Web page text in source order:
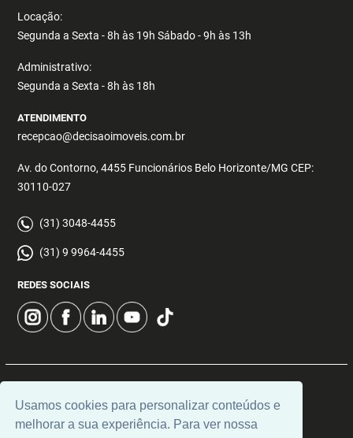
Usamos cookies para personalizar conteúdos e
melhorar a sua experiência. Para ver nossa
Locação:
Segunda a Sexta - 8h às 19h Sábado - 9h às 13h
Administrativo:
Segunda a Sexta - 8h às 18h
ATENDIMENTO
recepcao@decisaoimoveis.com.br
Av. do Contorno, 4455 Funcionários Belo Horizonte/MG CEP:
30110-027
(31) 3048-4455
(31) 9 9964-4455
REDES SOCIAIS
Universal Software.